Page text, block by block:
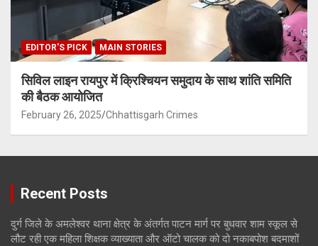
EDITOR'S PICK MAIN STORIES
सिविल लाइन रायपुर में क्रिश्चियन समुदाय के साथ शांति समिति
की बैठक आयोजित
February 26, 2025 Chhattisgarh Crimes
Recent Posts
दुर्ग जिले के अमलेश्वर थाना क्षेत्र के अंतर्गत पाटन मार्ग पर बुधवार शाम स्कूल से
लौट रही एक महिला शिक्षक व्याख्याता और ऑटो चालक को दो नकाबपोश बदमाशों